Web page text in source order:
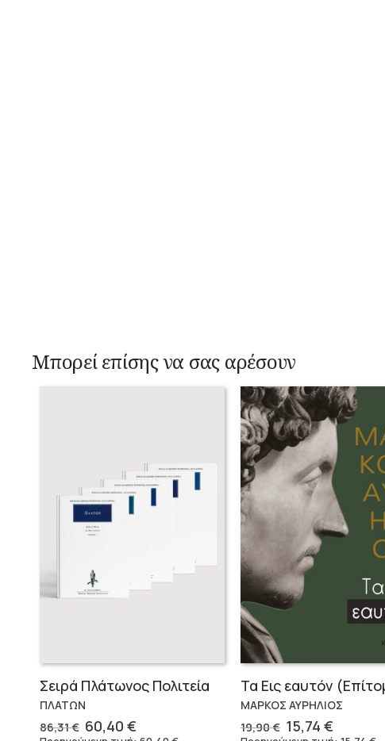
Μπορεί επίσης να σας αρέσουν
Σειρά Πλάτωνος Πολιτεία
ΠΛΑΤΩΝ
86,31€ Original
60,40€
ΜΑΡΚΟΣ ΑΥΡΗΛΙΟΣ
19,90€ Original
15,74 €Η